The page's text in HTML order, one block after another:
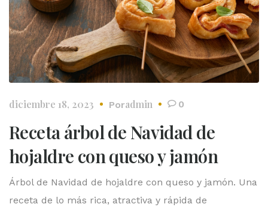
diciembre 18, 2023 Poradmin 0
Receta árbol de Navidad de
hojaldre con queso y jamón
Árbol de Navidad de hojaldre con queso y jamón. Una
receta de lo más rica, atractiva y rápida de